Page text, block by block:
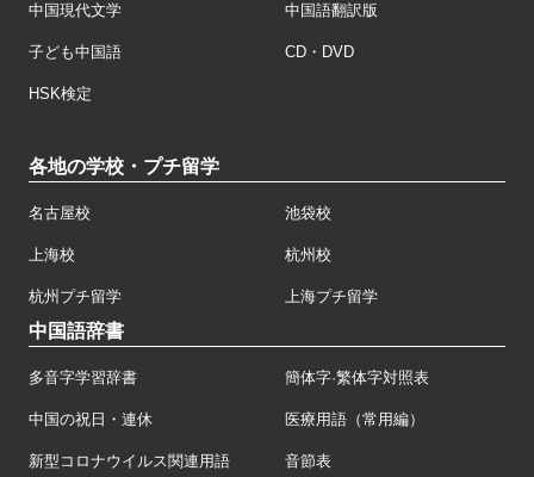
中国現代文学 中国語翻訳版
子ども中国語 CD・DVD
HSK検定
各地の学校・プチ留学
名古屋校 池袋校
上海校 杭州校
杭州プチ留学 上海プチ留学
中国語辞書
多音字学習辞書 簡体字·繁体字対照表
中国の祝日・連休 医療用語（常用編）
新型コロナウイルス関連用語 音節表